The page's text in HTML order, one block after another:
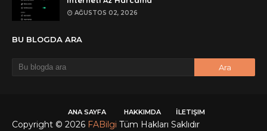
AĞUSTOS 02, 2026
BU BLOGDA ARA
ANA SAYFA HAKKIMDA İLETIŞIM
Copyright © 2026 FABilgi Tüm Hakları Saklıdır